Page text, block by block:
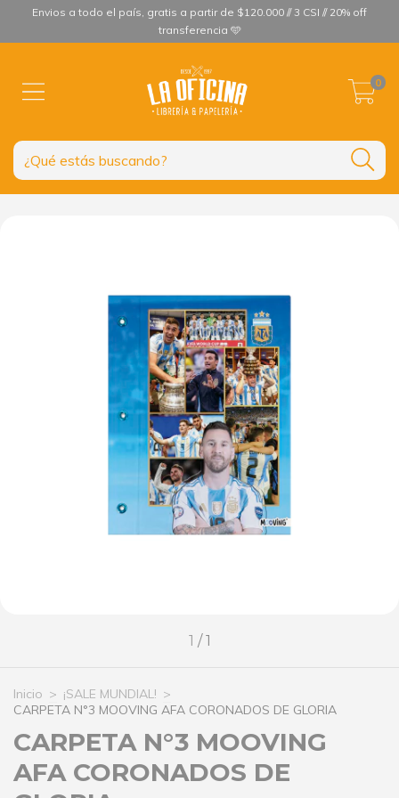
Envios a todo el país, gratis a partir de $120.000 // 3 CSI // 20% off
transferencia 🩵
0
1 /1
Inicio > ¡SALE MUNDIAL! >
CARPETA N°3 MOOVING AFA CORONADOS DE GLORIA
CARPETA N°3 MOOVING
AFA CORONADOS DE